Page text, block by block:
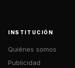
INSTITUCIÓN
Quiénes somos
Publicidad